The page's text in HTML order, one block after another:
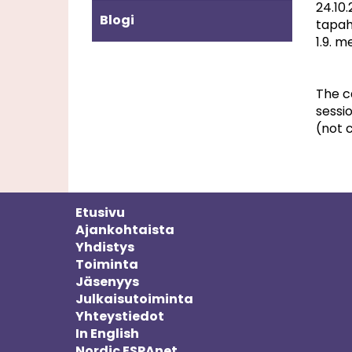
Blogi
1.9.
The
(not
Etusivu
Ajankohtaista
Yhdistys
Toiminta
Jäsenyys
Julkaisutoiminta
Yhteystiedot
In English